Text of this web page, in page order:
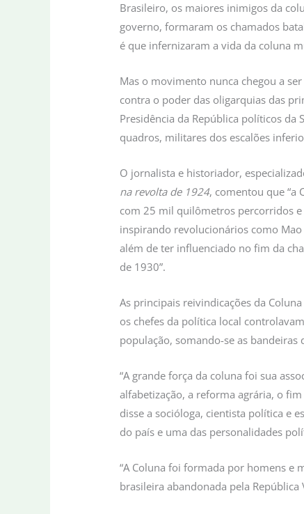
Brasileiro, os maiores inimigos da
governo, formaram os chamados
é que infernizaram a vida da coluna
Mas o movimento nunca chegou a
contra o poder das oligarquias das
Presidência da República políticos da
quadros, militares dos escalões
O jornalista e historiador,
na revolta de 1924, comentou que “a
com 25 mil quilômetros percorridos
inspirando revolucionários como Mao
além de ter influenciado no fim da
de 1930”.
As principais reivindicações da
os chefes da política local
população, somando-se as
“A grande força da coluna foi sua
alfabetização, a reforma agrária, o
disse a socióloga, cientista política e
do país e uma das personalidades
“A Coluna foi formada por homens e
brasileira abandonada pela República